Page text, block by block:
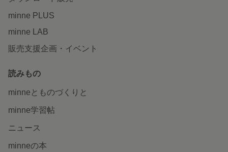
minne PLUS
minne LAB
販売支援企画・イベント
読みもの
minneとものづくりと
minne学習帖
ニュース
minneの本